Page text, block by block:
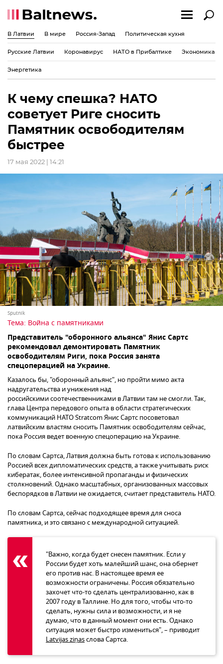
В Латвии В мире Россия-Запад Политическая кухня
Русские Латвии Коронавирус НАТО в Прибалтике Экономика
Энергетика
К чему спешка? НАТО
советует Риге сносить
Памятник освободителям
быстрее
17 мая 2022 | 14:21
Sputnik
Тема: Война с памятниками
Представитель "оборонного альянса" Янис Сартс
рекомендовал демонтировать Памятник
освободителям Риги, пока Россия занята
спецоперацией на Украине.
Казалось бы, "оборонный альянс", но пройти мимо акта
надругательства и унижения над
российскими соотечественниками в Латвии там не смогли. Так,
глава Центра передового опыта в области стратегических
коммуникаций НАТО Stratcom Янис Сартс посоветовал
латвийским властям сносить Памятник освободителям сейчас,
пока Россия ведет военную спецоперацию на Украине.
По словам Сартса, Латвия должна быть готова к использованию
Россией всех дипломатических средств, а также учитывать риск
кибератак, более интенсивной пропаганды и физических
столкновений. Однако масштабных, организованных массовых
беспорядков в Латвии не ожидается, считает представитель НАТО.
По словам Сартса, сейчас подходящее время для сноса
памятника, и это связано с международной ситуацией.
"Важно, когда будет снесен памятник. Если у
России будет хоть малейший шанс, она обернет
его против нас. В настоящее время ее
возможности ограничены. Россия обязательно
захочет что-то сделать централизованно, как в
2007 году в Таллине. Но для того, чтобы что-то
сделать, нужны сила и возможности, и я не
думаю, что в данный момент они есть. Однако
ситуация может быстро измениться", – приводит
Latvijas ziņasслова Сартса.